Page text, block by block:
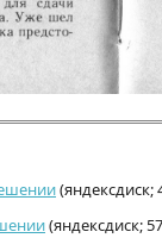
(яндексдиск;
(яндексдиск;